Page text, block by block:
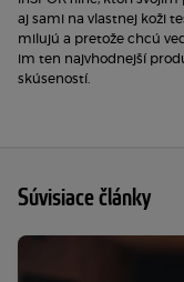
aj sami na vlastnej koži
milujú a pretože chcú
im ten najvhodnejší
skúseností.
Súvisiace články